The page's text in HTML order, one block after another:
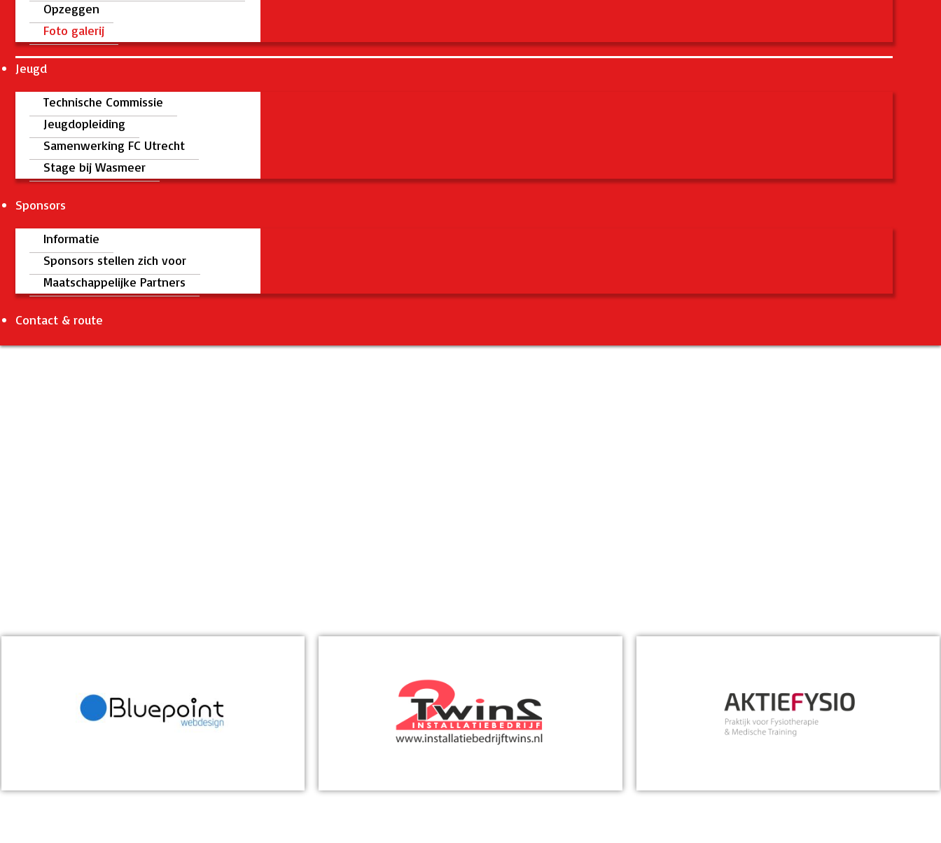
Opzeggen
Foto galerij
Jeugd
Technische Commissie
Jeugdopleiding
Samenwerking FC Utrecht
Stage bij Wasmeer
Sponsors
Informatie
Sponsors stellen zich voor
Maatschappelijke Partners
Contact & route